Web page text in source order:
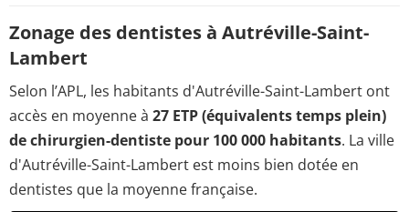
Zonage des dentistes à Autréville-Saint-
Lambert
Selon l’APL, les habitants d'Autréville-Saint-Lambert ont
accès en moyenne à 27 ETP (équivalents temps plein)
de chirurgien-dentiste pour 100 000 habitants. La ville
d'Autréville-Saint-Lambert est moins bien dotée en
dentistes que la moyenne française.